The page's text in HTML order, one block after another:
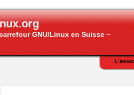
GNU/Linux en Suisse −